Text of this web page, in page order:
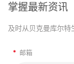
掌握最新资讯
及时从贝克曼库尔特
* 邮箱